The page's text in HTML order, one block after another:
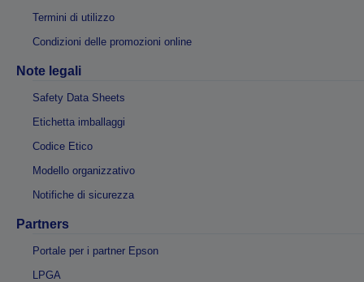
Termini di utilizzo
Condizioni delle promozioni online
Note legali
Safety Data Sheets
Etichetta imballaggi
Codice Etico
Modello organizzativo
Notifiche di sicurezza
Partners
Portale per i partner Epson
LPGA